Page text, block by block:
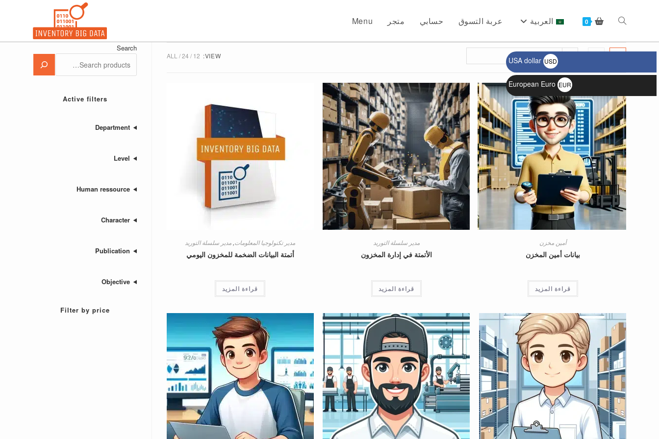
Menu متجر حسابي عربة التسوق العربية 0 Toggle
search
الترتيب الافتراضي VIEW:
12
24
ALL
مدير تكنولوجيا المعلومات, مدير سلسلة التوريد
أتمتة البيانات الضخمة للمخزون اليومي
قراءة المزيد
مدير سلسلة التوريد
الأتمتة في إدارة المخزون
قراءة المزيد
أمين مخزن
بيانات أمين المخزن
قراءة المزيد
Search
Active filters
Department
Level
Human ressource
Character
Publication
Objective
Filter by price
USD
$
EUR
€